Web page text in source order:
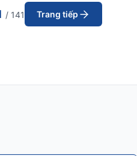
/ 141 Trang tiếp